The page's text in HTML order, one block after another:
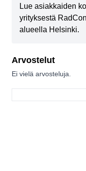
Lue asiakkaiden
yrityksestä
alueella Helsinki.
Arvostelut
Ei vielä arvosteluja.